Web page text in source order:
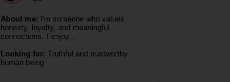
About me: I'm someone who values
honesty, loyalty, and meaningful
connections. I enjoy…
Looking for: Truthful and trustworthy
human being